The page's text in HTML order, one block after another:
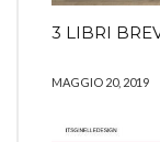
3 LIBRI
MAGGIO 20, 2019